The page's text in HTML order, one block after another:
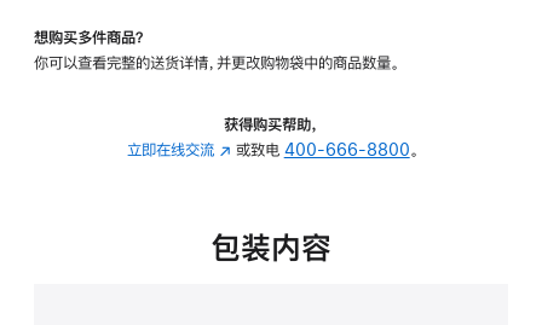
转
的
想购买多件商品？
你可以查看完整的送货详情，并更改购物袋中的商品数量。
获得购买帮助，
立即在线交流 (在
中
或致电 400-666-8800。
包装内容